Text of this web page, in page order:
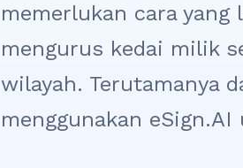
memerlukan cara
mengurus kedai milik
wilayah. Terutamanya
menggunakan